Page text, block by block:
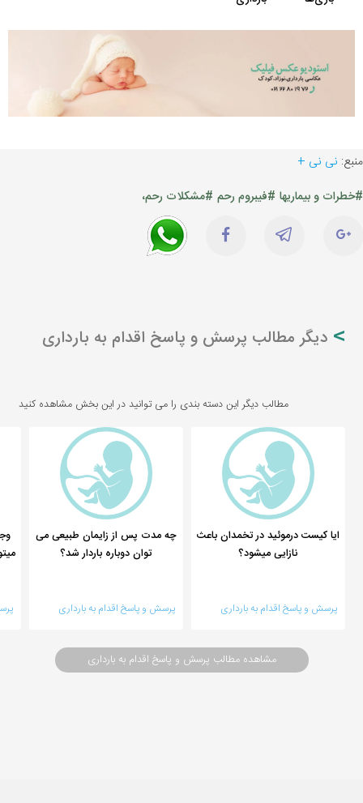
منبع: نی نی +
#خطرات و بیماریها #فیبروم رحم #مشکلات رحم،
دیگر مطالب پرسش و پاسخ اقدام به بارداری
مطالب دیگر این دسته بندی را می توانید در این بخش مشاهده کنید
ایا کیست درموئید در تخمدان باعث
نازایی میشود؟
پرسش و پاسخ اقدام به بارداری
چه مدت پس از زایمان طبیعی می
توان دوباره باردار شد؟
پرسش و پاسخ اقدام به بارداری
مشاهده مطالب پرسش و پاسخ اقدام به بارداری